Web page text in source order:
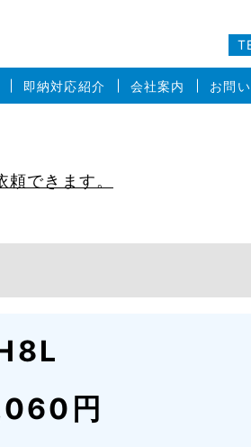
即納対応紹介 会社案内 お問
できます。
円